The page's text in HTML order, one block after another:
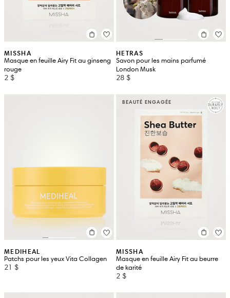
MISSHA
Masque en feuille Airy Fit au ginseng
rouge
2 $
HETRAS
Savon pour les mains parfumé
London Musk
28 $
MEDIHEAL
Patchs pour les yeux Vita Collagen
21 $
BEAUTÉ ENGAGÉE
MISSHA
Masque en feuille Airy Fit au beurre
de karité
2 $